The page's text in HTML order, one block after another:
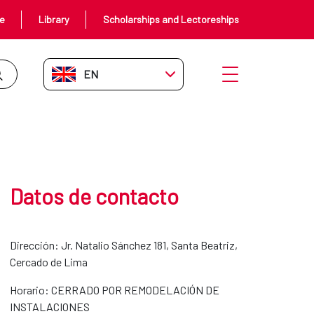
Library Scholarships and Lectoreships
EN-GB Open menu
Datos de contacto
Dirección: Jr. Natalio Sánchez 181, Santa Beatriz,
Cercado de Lima
Horario: CERRADO POR REMODELACIÓN DE
INSTALACIONES